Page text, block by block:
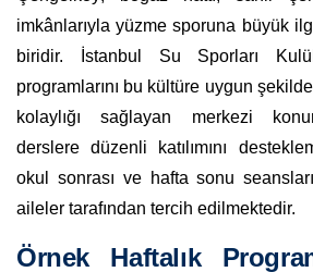
imkânlarıyla yüzme sporuna büyük
biridir. İstanbul Su Sporları
programlarını bu kültüre uygun
kolaylığı sağlayan merkezi
derslere düzenli katılımını
okul sonrası ve hafta sonu
aileler tarafından tercih edilmektedir.
Örnek Haftalık